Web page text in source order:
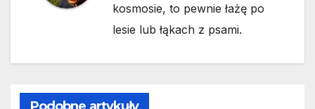
kosmosie, to pewnie łażę po
lesie lub łąkach z psami.